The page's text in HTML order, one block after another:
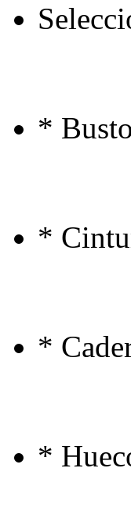
*
*
*
*